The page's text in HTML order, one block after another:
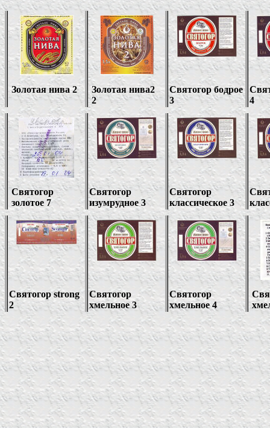
Золотая нива 2
Золотая нива2
2
Святогор бодрое
3
4
Святогор
золотое 7
Святогор
изумрудное 3
Святогор
классическое 3
Святогорstrong
2
Святогор
хмельное 3
Святогор
хмельное 4